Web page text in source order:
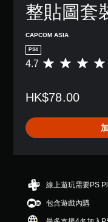
整貼圖套
CAPCOM ASIA
PS4
平
分
4
.
滿
5
顆
4.7
HK$78.00
線上遊玩需要PS
包含遊戲內購